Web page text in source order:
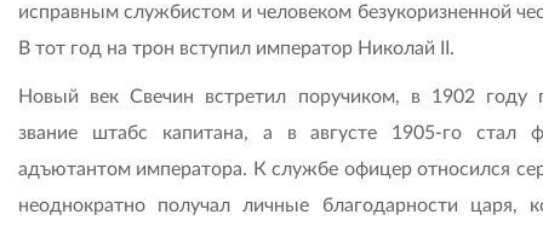
исправным службистом и человеком безукоризненной
В тот год на трон вступил император Николай II.
Новый век Свечин встретил поручиком, в 1902 году
звание штабс капитана, а в августе 1905-го стал
адъютантом императора. К службе офицер относился
неоднократно получал личные благодарности царя,